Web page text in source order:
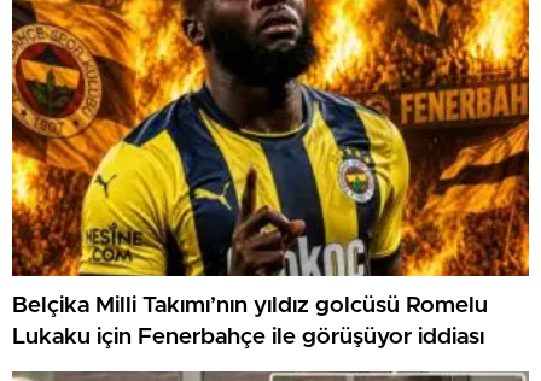
Belçika Milli Takımı’nın yıldız golcüsü Romelu
Lukaku için Fenerbahçe ile görüşüyor iddiası